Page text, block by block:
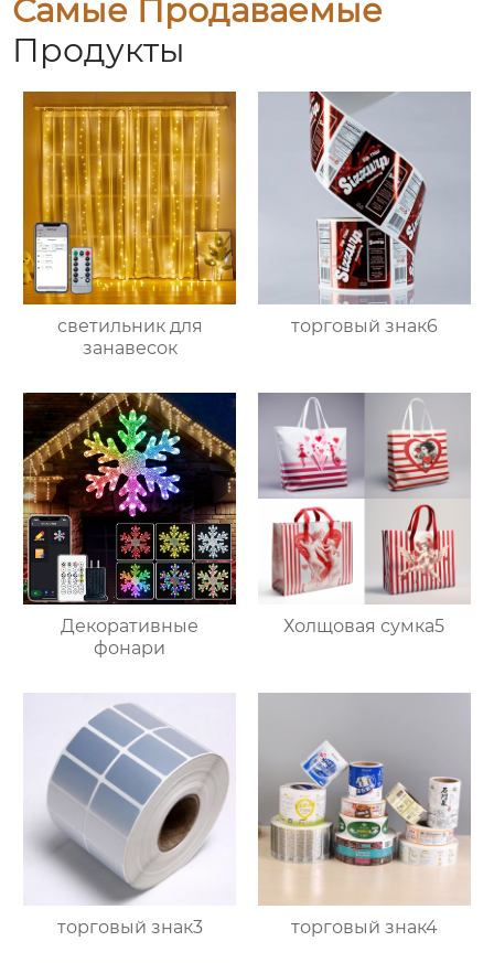
Самые Продаваемые
Продукты
светильник для
занавесок
торговый знак6
Декоративные
фонари
Холщовая сумка5
торговый знак3 торговый знак4